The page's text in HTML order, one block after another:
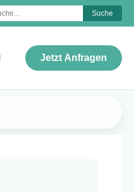
Suche
Jetzt Anfragen